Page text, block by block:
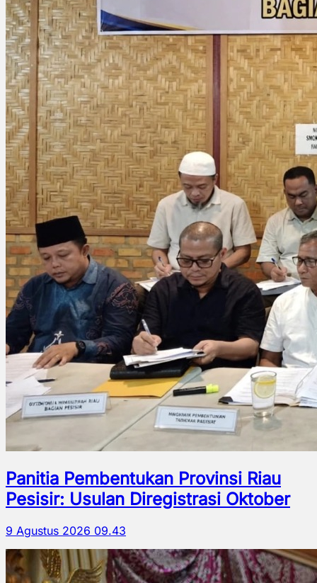
Panitia Pembentukan Provinsi Riau
Pesisir: Usulan Diregistrasi Oktober
9 Agustus 2026 09.43